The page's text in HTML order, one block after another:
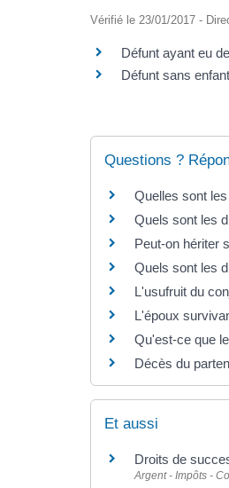
Vérifié le 23/01/2017 -
Défunt ayant eu
Défunt sans enfant
Questions ?
Quelles sont
Quels sont les
Peut-on hériter
Quels sont les
L'usufruit du
L'époux
Qu'est-ce que
Décès du
Et aussi
Droits de
Argent - Impôts -